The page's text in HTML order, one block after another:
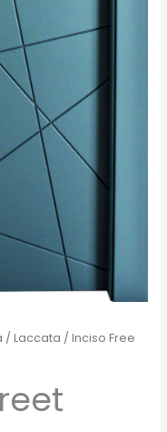
/Laccata / Inciso Free